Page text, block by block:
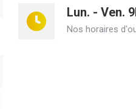
Lun. - Ven.
Nos horaires